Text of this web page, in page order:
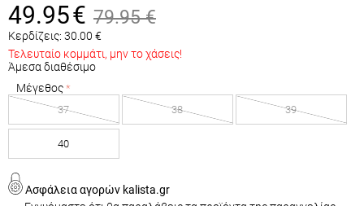
49.95€ 79.95 €
Κερδίζεις: 30.00 €
Τελευταίο κομμάτι, μην το χάσεις!
Άμεσα διαθέσιμο
Μέγεθος
37 38 39
40
Ασφάλεια αγορών kalista.gr